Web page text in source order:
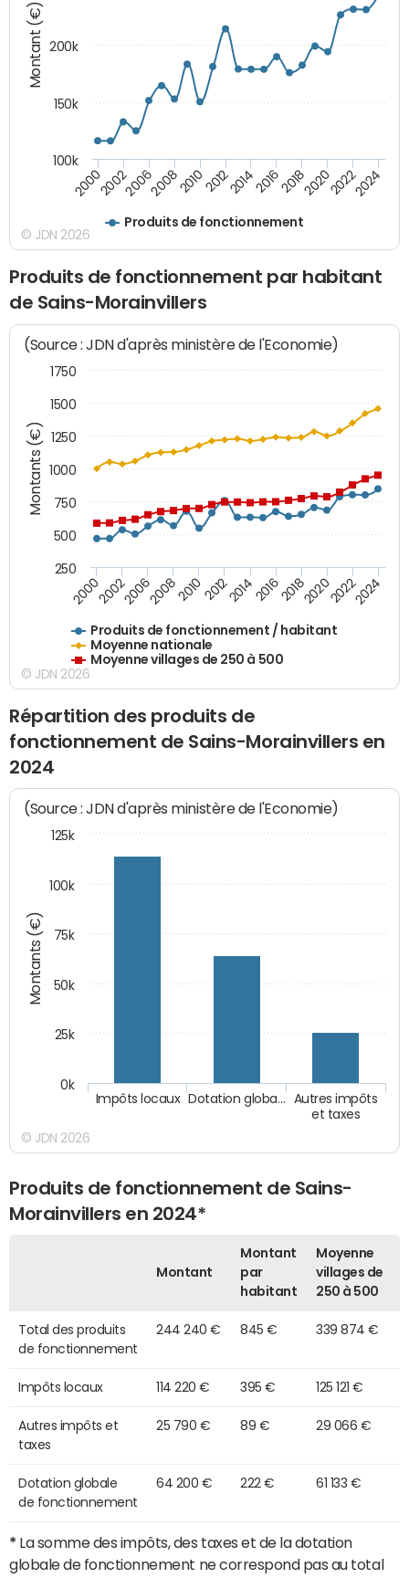
Montant (€)
Produits de fonctionnement
200020022006200820102012201420162018202020222024
100k
150k
200k
© JDN 2026
Produits de fonctionnement par habitant
de Sains-Morainvillers
Montants (€)
(Source : JDN d'après ministère de l'Economie)
Produits de fonctionnement / habitant
Moyenne nationale
Moyenne villages de 250 à 500
200020022006200820102012201420162018202020222024
250
500
750
1000
1250
1500
1750
© JDN 2026
Répartition des produits de
fonctionnement de Sains-Morainvillers en
2024
Montants (€)
(Source : JDN d'après ministère de l'Economie)
Autres impôts
et taxes
Dotation globa…
Impôts locaux
0k
25k
50k
75k
100k
125k
© JDN 2026
Produits de fonctionnement de Sains-
Morainvillers en 2024*
Montant
Montant
par
habitant
Moyenne
villages de
250 à 500
Total des produits
de fonctionnement
244 240 € 845 € 339 874 €
Impôts locaux 114 220 € 395 € 125 121 €
Autres impôts et
taxes
25 790 € 89 € 29 066 €
Dotation globale
de fonctionnement
64 200 € 222 € 61 133 €
* La somme des impôts, des taxes et de la dotation
globale de fonctionnement ne correspond pas au total